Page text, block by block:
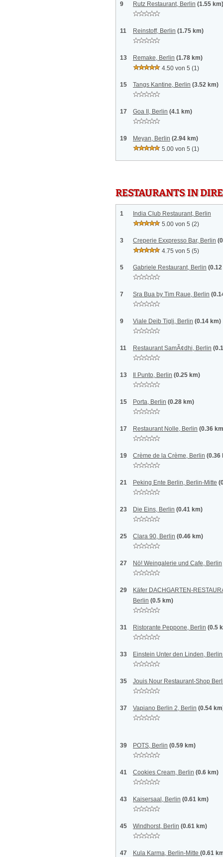
9 Rutz Restaurant, Berlin (1.55 km)
11 Reinstoff, Berlin (1.75 km)
13 Remake, Berlin (1.78 km)
4.50 von 5 (1)
15 Tangs Kantine, Berlin (3.52 km)
17 Goa II, Berlin (4.1 km)
19 Meyan, Berlin (2.94 km)
5.00 von 5 (1)
RESTAURANTS IN
1
India Club Restaurant, Berlin
5.00 von 5 (2)
3 Creperie Exxpresso Bar, Berlin
4.75 von 5 (5)
5 Gabriele Restaurant, Berlin
7 Sra Bua by Tim Raue, Berlin
9 Viale Deib Tigli, Berlin (0.14 km)
11 Restaurant SamÃ¢dhi, Berlin
13 Il Punto, Berlin (0.25 km)
15 Porta, Berlin (0.28 km)
17 Restaurant Nolle, Berlin (0.36
19 Crème de la Crème, Berlin (0.36
21 Peking Ente Berlin, Berlin-Mitte
23 Die Eins, Berlin (0.41 km)
25 Clara 90, Berlin (0.46 km)
27 Nö! Weingalerie und Cafe, Berlin
29
Käfer DACHGARTEN-
Berlin (0.5 km)
31 Ristorante Peppone, Berlin (0.5
33 Einstein Unter den Linden,
35 Jouis Nour Restaurant-Shop
37 Vapiano Berlin 2, Berlin (0.54
39 POTS, Berlin (0.59 km)
41 Cookies Cream, Berlin (0.6 km)
43 Kaisersaal, Berlin (0.61 km)
45 Windhorst, Berlin (0.61 km)
47 Kula Karma, Berlin-Mitte (0.61